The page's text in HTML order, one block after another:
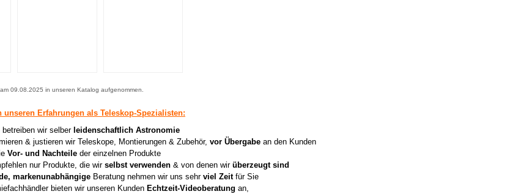
09.08.2025 in unseren Katalog aufgenommen.
unseren Erfahrungen als Teleskop-Spezialisten:
wir selber leidenschaftlich Astronomie
& justieren wir Teleskope, Montierungen & Zubehör, vor Übergabe an den Kunden
Vor- und Nachteile der einzelnen Produkte
nur Produkte, die wir selbst verwenden & von denen wir überzeugt sind
markenunabhängige Beratung nehmen wir uns sehr viel Zeitfür Sie
bieten wir unseren Kunden Echtzeit-Videoberatung an,